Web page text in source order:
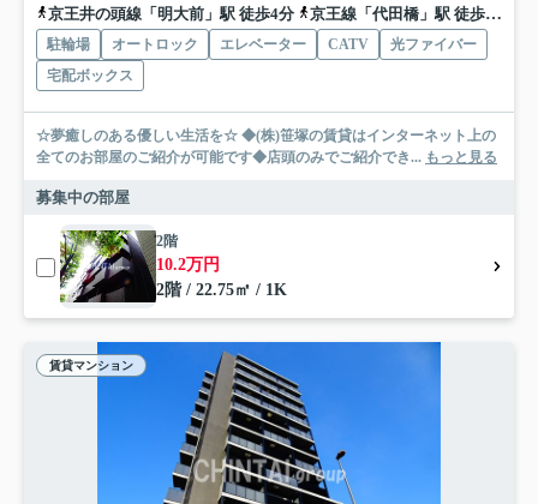
京王井の頭線「明大前」駅 徒歩4分
京王線「代田橋」駅 徒歩10分
駐輪場 オートロック エレベーター CATV
光ファイバー
宅配ボックス
☆夢癒しのある優しい生活を☆ ◆(株)笹塚の賃貸はインターネット上の
全てのお部屋のご紹介が可能です◆店頭のみでご紹介でき... もっと見る
募集中の部屋
2階
10.2万円
2階 / 22.75㎡ / 1K
賃貸マンション